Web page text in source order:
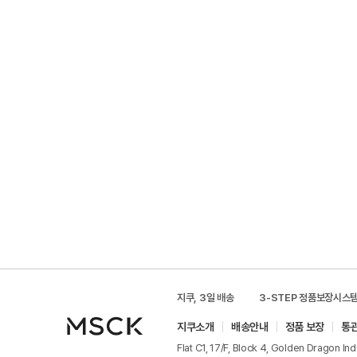
지쿠, 3일 배송 3-STEP 정품보장시스
지쿠소개 배송안내 정품 보장 통
Flat C1, 17/F, Block 4, Golden Dragon